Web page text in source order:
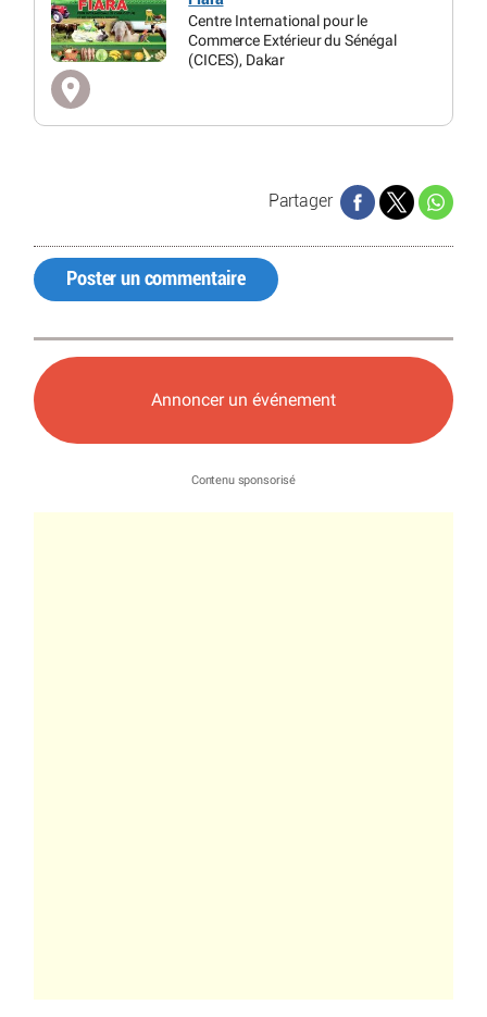
Centre International pour le
Commerce Extérieur du Sénégal
(CICES), Dakar
Partager
Poster un commentaire
Annoncer un événement